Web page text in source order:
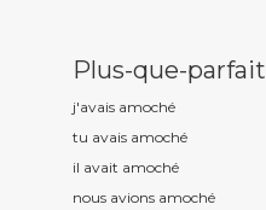
Plus-que-parfait
j'avais amoché
tu avais amoché
il avait amoché
nous avions amoché